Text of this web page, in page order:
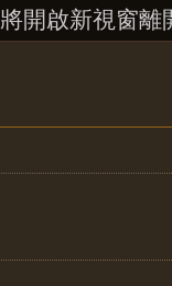
開啟新視窗離